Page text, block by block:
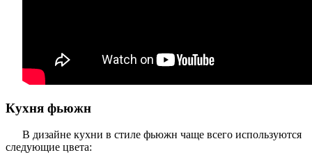
Кухня фьюжн
В дизайне кухни в стиле фьюжн чаще всего используются
следующие цвета: